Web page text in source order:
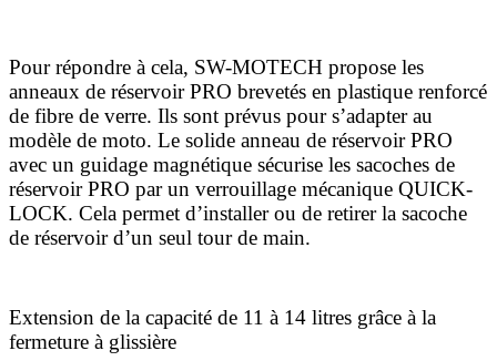
Pour répondre à cela, SW-MOTECH propose les
anneaux de réservoir PRO brevetés en plastique renforcé
de fibre de verre. Ils sont prévus pour s’adapter au
modèle de moto. Le solide anneau de réservoir PRO
avec un guidage magnétique sécurise les sacoches de
réservoir PRO par un verrouillage mécanique QUICK-
LOCK. Cela permet d’installer ou de retirer la sacoche
de réservoir d’un seul tour de main.
Extension de la capacité de 11 à 14 litres grâce à la
fermeture à glissière